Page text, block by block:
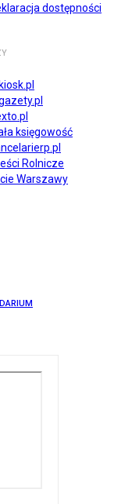
dostępności
księgowość
Rolnicze
Warszawy